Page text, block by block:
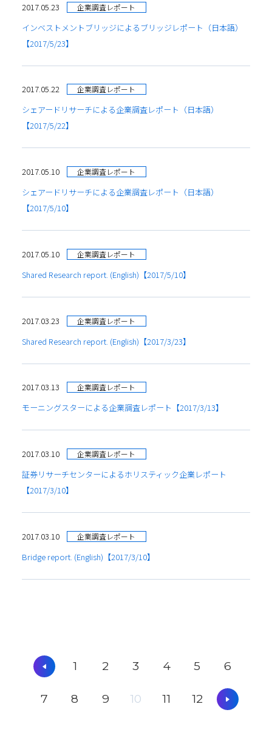
2017.05.23 企業調査レポート
インベストメントブリッジによるブリッジレポート（日本語）
【2017/5/23】
2017.05.22 企業調査レポート
シェアードリサーチによる企業調査レポート（日本語）
【2017/5/22】
2017.05.10 企業調査レポート
シェアードリサーチによる企業調査レポート（日本語）
【2017/5/10】
2017.05.10 企業調査レポート
Shared Research report. (English)【2017/5/10】
2017.03.23 企業調査レポート
Shared Research report. (English)【2017/3/23】
2017.03.13 企業調査レポート
モーニングスターによる企業調査レポート【2017/3/13】
2017.03.10 企業調査レポート
証券リサーチセンターによるホリスティック企業レポート
【2017/3/10】
2017.03.10 企業調査レポート
Bridge report. (English)【2017/3/10】
1 2 3 4 5 6
7 8 9 10 11 12